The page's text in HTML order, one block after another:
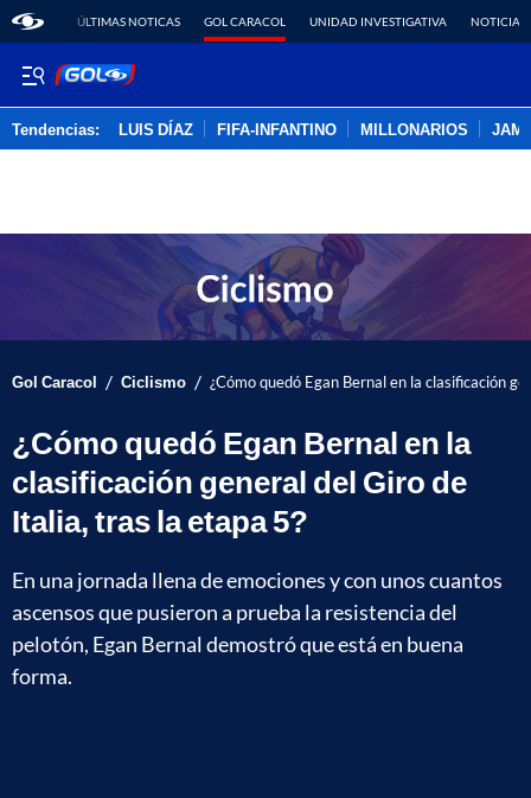
ÚLTIMAS NOTICAS GOL CARACOL UNIDAD INVESTIGATIVA NOTICIAS
Tendencias: LUIS DÍAZ FIFA-INFANTINO MILLONARIOS
Gol Caracol / Ciclismo / ¿Cómo quedó Egan Bernal en la clasificación
¿Cómo quedó Egan Bernal en la
clasificación general del Giro de
Italia, tras la etapa 5?
En una jornada llena de emociones y con unos cuantos
ascensos que pusieron a prueba la resistencia del
pelotón, Egan Bernal demostró que está en buena
forma.